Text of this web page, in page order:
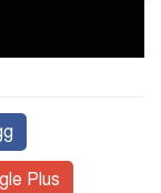
Plus